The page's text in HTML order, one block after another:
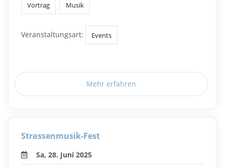
Vortrag Musik
Veranstaltungsart: Events
Mehr erfahren
Strassenmusik-Fest
Sa, 28. Juni 2025